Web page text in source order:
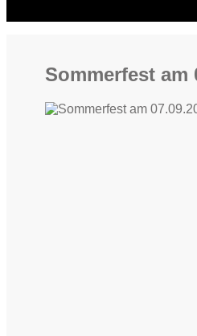
Sommerfest am